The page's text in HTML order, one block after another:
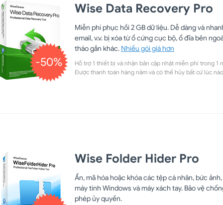
-50%
Wise Data Recovery Pro
Miễn phí phục hồi 2 GB dữ liệu. Dễ dàng và
email, v.v. bị xóa từ ổ cứng cục bộ, ổ đĩa bên
tháo gắn khác. Nhiều gói giá hơn
Hỗ trợ 1 thiết bị và nhận bản cập nhật miễn phí trong 1
Được thanh toán hàng năm và có thể hủy bất cứ lúc
Wise Folder Hider Pro
Ẩn, mã hóa hoặc khóa các tệp cá nhân, bức
máy tính Windows và máy xách tay. Bảo vệ
phép ủy quyền.